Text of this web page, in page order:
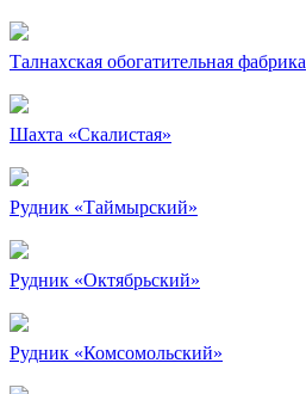
Талнахская обогатительная фабрика
Шахта «Скалистая»
Рудник «Таймырский»
Рудник «Октябрьский»
Рудник «Комсомольский»